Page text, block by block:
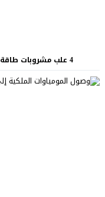
4 علب مشروبات طاقة السبب وراء تدمير حياة شاب بريطاني